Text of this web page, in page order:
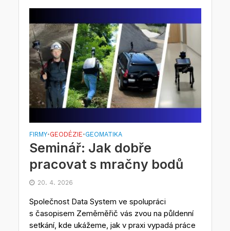
FIRMY•GEODÉZIE•GEOMATIKA
Seminář: Jak dobře
pracovat s mračny bodů
20. 4. 2026
Společnost Data System ve spolupráci
s časopisem Zeměměřič vás zvou na půldenní
setkání, kde ukážeme, jak v praxi vypadá práce